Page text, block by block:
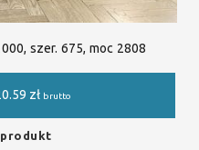
szer. 675, moc 2808
zł brutto